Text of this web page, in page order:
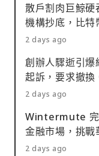
散戶割肉巨鯨
機構抄底，比
2 days ago
創辦人驟逝引
起訴，要求撤換
2 days ago
Wintermute 完
金融市場，挑戰
2 days ago